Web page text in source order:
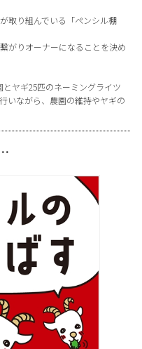
取り組んでいる「ペンシル棚
がりオーナーになることを決め
ヤギ25匹のネーミングライツ
いながら、農園の維持やヤギの